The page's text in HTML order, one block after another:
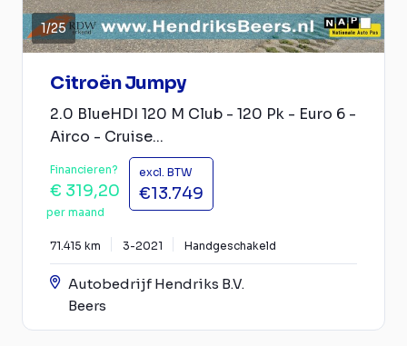
1/25
Citroën Jumpy
2.0 BlueHDI 120 M Club - 120 Pk - Euro 6 -
Airco - Cruise...
Financieren?
€ 319,20
per maand
excl. BTW
€13.749
71.415 km 3-2021 Handgeschakeld
Autobedrijf Hendriks B.V.
Beers